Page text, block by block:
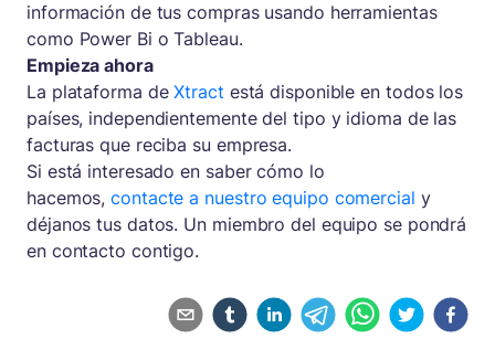
información de tus compras usando herramientas
como Power Bi o Tableau.
Empieza ahora
La plataforma deXtract está disponible en todos los
países, independientemente del tipo y idioma de las
facturas que reciba su empresa.
Si está interesado en saber cómo lo
hacemos,contacte a nuestro equipo comercial y
déjanos tus datos. Un miembro del equipo se pondrá
en contacto contigo.